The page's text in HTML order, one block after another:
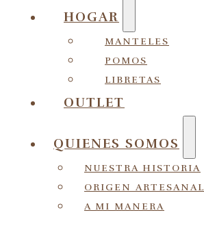
HOGAR
MANTELES
POMOS
LIBRETAS
OUTLET
QUIENES SOMOS
NUESTRA HISTORIA
ORIGEN ARTESANAL
A MI MANERA